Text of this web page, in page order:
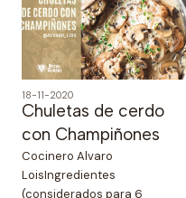
18-11-2020
Chuletas de cerdo
con Champiñones
Cocinero Alvaro
LoisIngredientes
(considerados para 6